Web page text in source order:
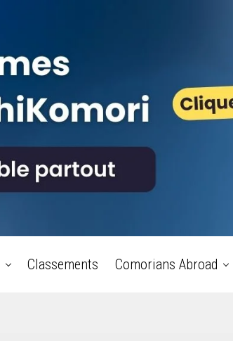
Classements Comorians Abroad